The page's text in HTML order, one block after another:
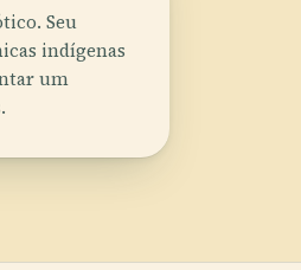
Seu
indígenas
um